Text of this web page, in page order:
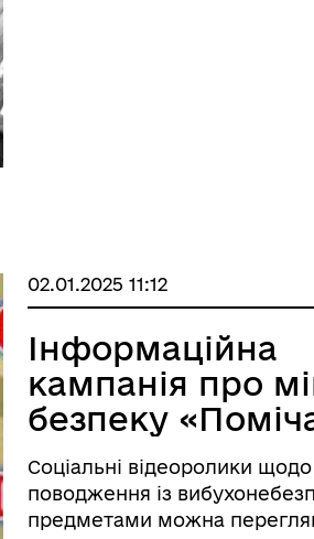
02.01.2025 11:12
Інформаційна
кампанія про
безпеку
зміни»!
Соціальні відеоролики
поводження із
предметами можна